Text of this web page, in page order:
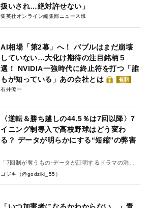
扱いされ…絶対許せない」
集英社オンライン編集部ニュース班
AI相場「第2幕」へ！ バブルはまだ崩壊
していない…大化け期待の注目銘柄５
選！ NVIDIA一強時代に終止符を打つ「誰
もが知っている」あの会社とは
有料
石井僚一
〈逆転＆勝ち越しの44.5％は7回以降〉7
イニング制導入で高校野球はどう変わ
る？ データが明らかにする“短縮”の弊害
「7回制が奪うもの-データが証明するドラマの消
失-」
ゴジキ（@godziki_55）
「いつ加害者になるかわからない…」青